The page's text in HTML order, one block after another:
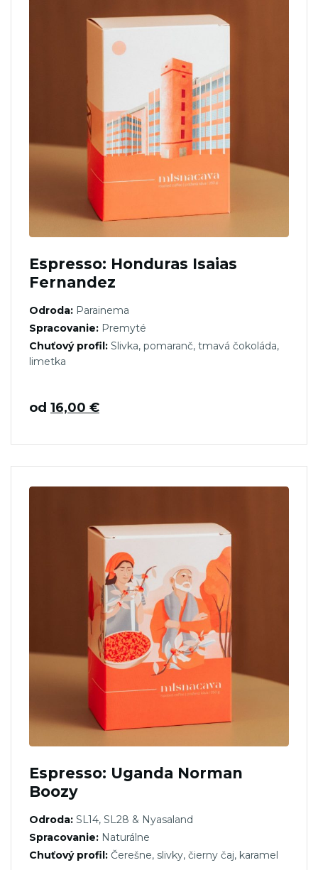
Espresso: Honduras Isaias
Fernandez
Odroda: Parainema
Spracovanie: Premyté
Chuťový profil: Slivka, pomaranč, tmavá čokoláda,
limetka
od 16,00 €
Espresso: Uganda Norman
Boozy
Odroda: SL14, SL28 & Nyasaland
Spracovanie: Naturálne
Chuťový profil: Čerešne, slivky, čierny čaj, karamel